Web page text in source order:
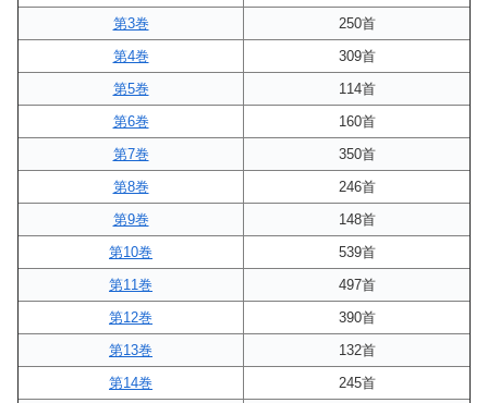
第3巻
250首
第4巻
309首
第5巻
114首
第6巻
160首
第7巻
350首
第8巻
246首
第9巻
148首
第10巻
539首
第11巻
497首
第12巻
390首
第13巻
132首
第14巻
245首